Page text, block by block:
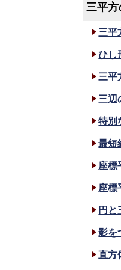
三平
三
ひし
三平
三辺
特別
最短
座標
座標
円
影を
直方